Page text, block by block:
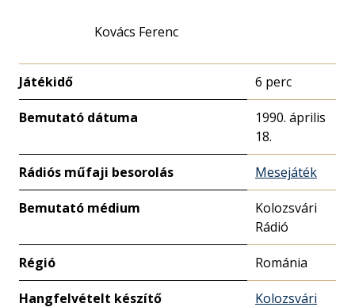
Kovács Ferenc
Játékidő 6 perc
Bemutató dátuma
1990. április
18.
Rádiós műfaji besorolás Mesejáték
Bemutató médium
Kolozsvári
Rádió
Régió Románia
Hangfelvételt készítő Kolozsvári